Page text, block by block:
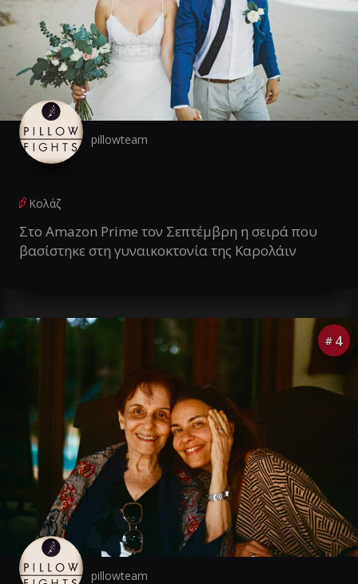
pillowteam
Κολάζ
Στο Amazon Prime τον Σεπτέμβρη η σειρά που
βασίστηκε στη γυναικοκτονία της Καρολάιν
# 4
pillowteam